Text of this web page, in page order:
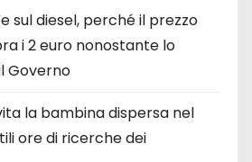
sul diesel, perché il prezzo
i 2 euro nonostante lo
Governo
la bambina dispersa nel
ore di ricerche dei